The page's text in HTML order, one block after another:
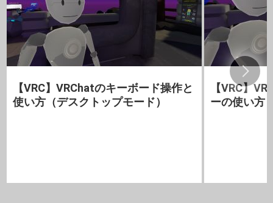
【VRC】VRChatのキーボード操作と
使い方（デスクトップモード）
【VRC】
ーの使い方